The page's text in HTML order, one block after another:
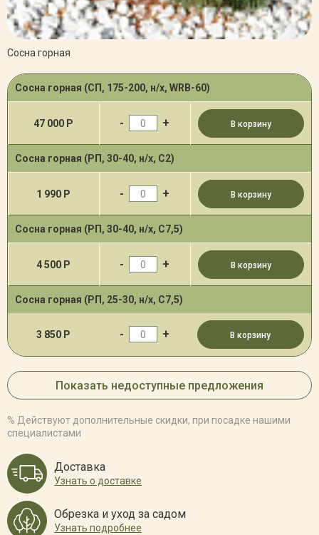
Сосна горная
Сосна горная (СП, 175-200, н/х, WRB-60)
47 000 Р - + В корзину
Сосна горная (РП, 30-40, н/х, С2)
1 990 Р - + В корзину
Сосна горная (РП, 30-40, н/х, С7,5)
4 500 Р - + В корзину
Сосна горная (РП, 25-30, н/х, С7,5)
3 850 Р - + В корзину
Показать недоступные предложения
% Действуют дополнительные скидки, при посадке нашими
специалистами
Доставка
Узнать о доставке
Обрезка и уход за садом
Узнать подробнее